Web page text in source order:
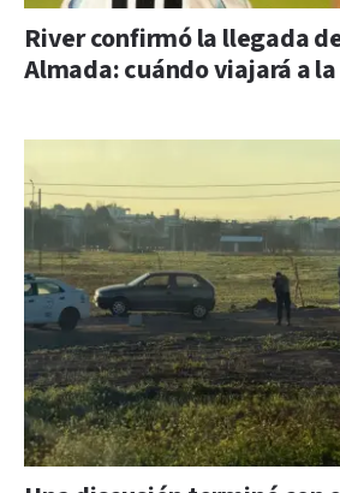
River confirmó la llegada
Almada: cuándo viajará a